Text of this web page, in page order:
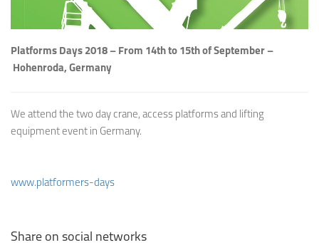
Platforms Days 2018 – From 14th to 15th of September –
Hohenroda, Germany​
We attend the two day crane, access platforms and lifting
equipment event in Germany.
www.platformers-days
Share on social networks